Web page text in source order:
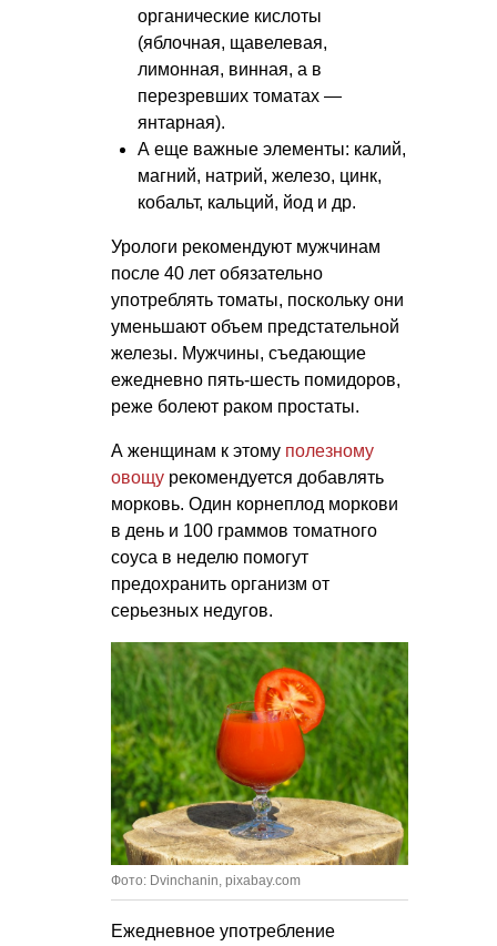
органические кислоты
(яблочная, щавелевая,
лимонная, винная, а в
перезревших томатах —
янтарная).
А еще важные элементы: калий,
магний, натрий, железо, цинк,
кобальт, кальций, йод и др.
Урологи рекомендуют мужчинам
после 40 лет обязательно
употреблять томаты, поскольку они
уменьшают объем предстательной
железы. Мужчины, съедающие
ежедневно пять-шесть помидоров,
реже болеют раком простаты.
А женщинам к этому полезному
овощу рекомендуется добавлять
морковь. Один корнеплод моркови
в день и 100 граммов томатного
соуса в неделю помогут
предохранить организм от
серьезных недугов.
Фото: Dvinchanin, pixabay.com
Ежедневное употребление